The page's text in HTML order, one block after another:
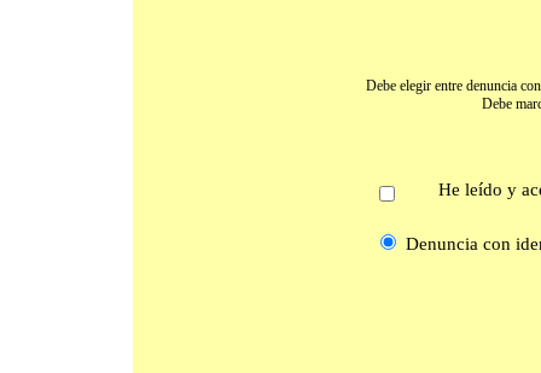
Debe elegir entre denuncia
Debe
He leído y
Denuncia con